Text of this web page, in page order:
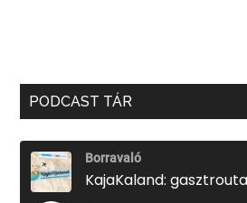
PODCAST TÁR
Borravaló
KajaKaland: